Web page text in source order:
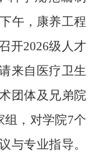
午，康养工程
开2026级人才
来自医疗卫生
团体及兄弟院
组，对学院7个
与专业指导。